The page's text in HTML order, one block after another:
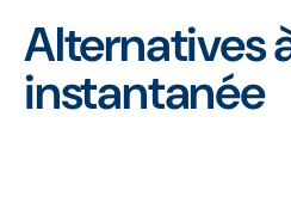
Alternatives
instantanée